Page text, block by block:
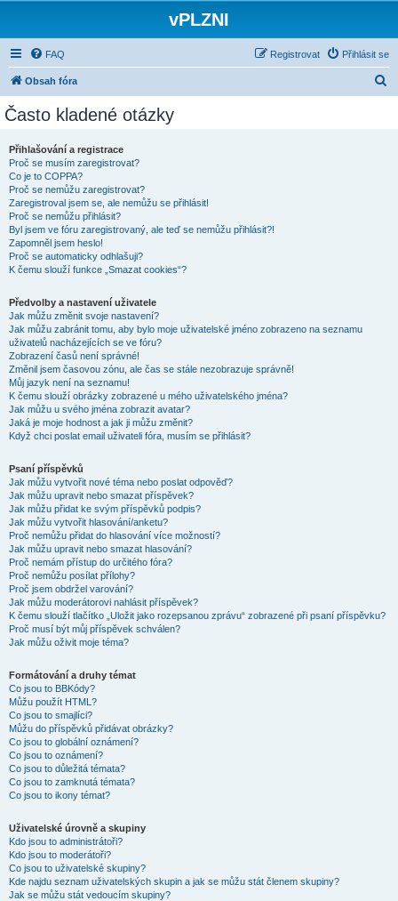
vPLZNI
FAQ Přihlásit se
Registrovat
Obsah fóra
Často kladené otázky
Přihlašování a registrace
Proč se musím zaregistrovat?
Co je to COPPA?
Proč se nemůžu zaregistrovat?
Zaregistroval jsem se, ale nemůžu se přihlásit!
Proč se nemůžu přihlásit?
Byl jsem ve fóru zaregistrovaný, ale teď se nemůžu přihlásit?!
Zapomněl jsem heslo!
Proč se automaticky odhlašuji?
K čemu slouží funkce „Smazat cookies“?
Předvolby a nastavení uživatele
Jak můžu změnit svoje nastavení?
Jak můžu zabránit tomu, aby bylo moje uživatelské jméno zobrazeno na seznamu
uživatelů nacházejících se ve fóru?
Zobrazení časů není správné!
Změnil jsem časovou zónu, ale čas se stále nezobrazuje správně!
Můj jazyk není na seznamu!
K čemu slouží obrázky zobrazené u mého uživatelského jména?
Jak můžu u svého jména zobrazit avatar?
Jaká je moje hodnost a jak ji můžu změnit?
Když chci poslat email uživateli fóra, musím se přihlásit?
Psaní příspěvků
Jak můžu vytvořit nové téma nebo poslat odpověď?
Jak můžu upravit nebo smazat příspěvek?
Jak můžu přidat ke svým příspěvků podpis?
Jak můžu vytvořit hlasování/anketu?
Proč nemůžu přidat do hlasování více možností?
Jak můžu upravit nebo smazat hlasování?
Proč nemám přístup do určitého fóra?
Proč nemůžu posílat přílohy?
Proč jsem obdržel varování?
Jak můžu moderátorovi nahlásit příspěvek?
K čemu slouží tlačítko „Uložit jako rozepsanou zprávu“ zobrazené při psaní příspěvku?
Proč musí být můj příspěvek schválen?
Jak můžu oživit moje téma?
Formátování a druhy témat
Co jsou to BBKódy?
Můžu použít HTML?
Co jsou to smajlíci?
Můžu do příspěvků přidávat obrázky?
Co jsou to globální oznámení?
Co jsou to oznámení?
Co jsou to důležitá témata?
Co jsou to zamknutá témata?
Co jsou to ikony témat?
Uživatelské úrovně a skupiny
Kdo jsou to administrátoři?
Kdo jsou to moderátoři?
Co jsou to uživatelské skupiny?
Kde najdu seznam uživatelských skupin a jak se můžu stát členem skupiny?
Jak se můžu stát vedoucím skupiny?